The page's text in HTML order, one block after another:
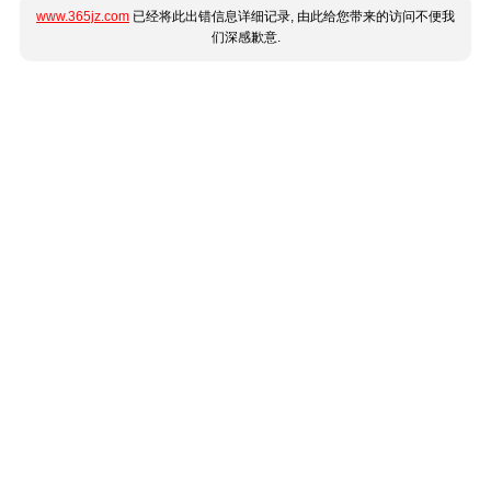
www.365jz.com 已经将此出错信息详细记录, 由此给您带来的访问不便我
们深感歉意.